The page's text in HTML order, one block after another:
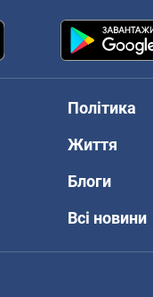
Політика
Життя
Блоги
Всі новини